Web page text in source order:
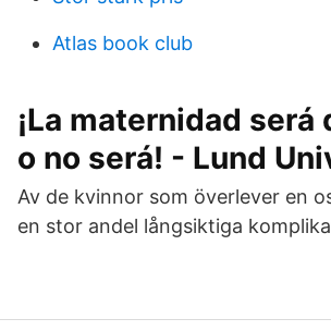
Atlas book club
¡La maternidad será
o no será! - Lund
Av de kvinnor som överlever en
en stor andel långsiktiga